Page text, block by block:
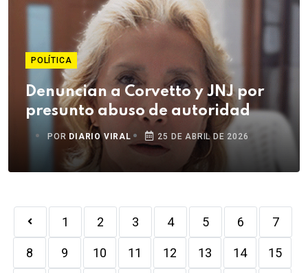
POLÍTICA
Denuncian a Corvetto y JNJ por
presunto abuso de autoridad
POR DIARIO VIRAL 25 DE ABRIL DE 2026
1 2 3 4 5 6 7
8 9 10 11 12 13 14 15